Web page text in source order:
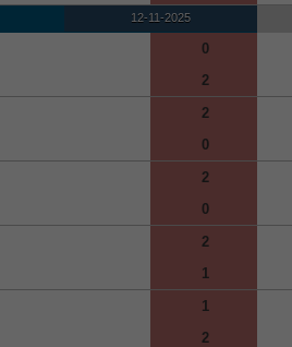
12-11-2025
0
2
2
0
2
0
2
1
1
2